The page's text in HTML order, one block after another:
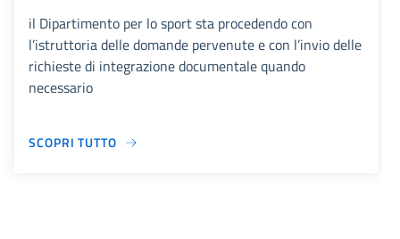
il Dipartimento per lo sport sta procedendo con
l’istruttoria delle domande pervenute e con l’invio delle
richieste di integrazione documentale quando
necessario
SCOPRI TUTTO